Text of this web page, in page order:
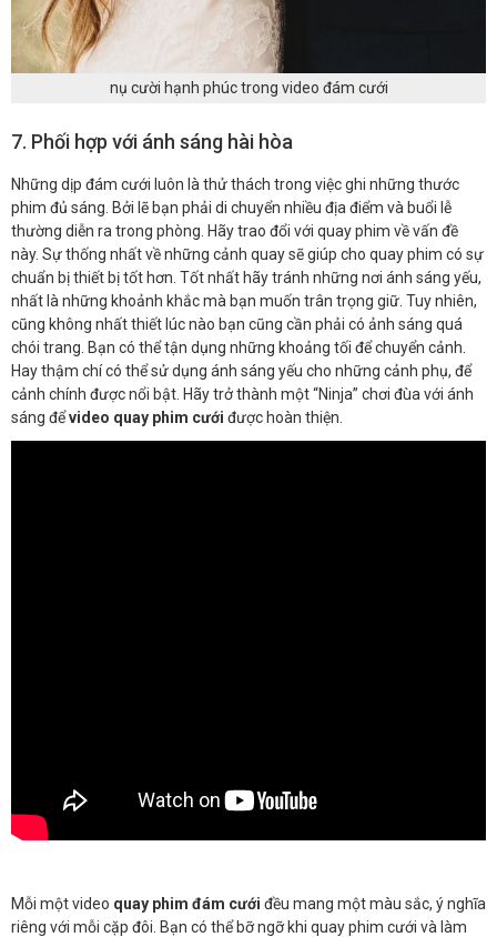
nụ cười hạnh phúc trong video đám cưới
7. Phối hợp với ánh sáng hài hòa
Những dịp đám cưới luôn là thử thách trong việc ghi những thước
phim đủ sáng. Bởi lẽ bạn phải di chuyển nhiều địa điểm và buổi lễ
thường diễn ra trong phòng. Hãy trao đổi với quay phim về vấn đề
này. Sự thống nhất về những cảnh quay sẽ giúp cho quay phim có sự
chuẩn bị thiết bị tốt hơn. Tốt nhất hãy tránh những nơi ánh sáng yếu,
nhất là những khoảnh khắc mà bạn muốn trân trọng giữ. Tuy nhiên,
cũng không nhất thiết lúc nào bạn cũng cần phải có ảnh sáng quá
chói trang. Bạn có thể tận dụng những khoảng tối để chuyển cảnh.
Hay thậm chí có thể sử dụng ánh sáng yếu cho những cảnh phụ, để
cảnh chính được nổi bật. Hãy trở thành một “Ninja” chơi đùa với ánh
sáng đểvideo quay phim cưới được hoàn thiện.
Mỗi một video quay phim đám cưới đều mang một màu sắc, ý nghĩa
riêng với mỗi cặp đôi. Bạn có thể bỡ ngỡ khi quay phim cưới và làm